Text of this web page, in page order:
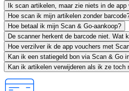
Ik scan artikelen, maar zie niets in de app
Hoe scan ik mijn artikelen zonder
Hoe betaal ik mijn Scan & Go-aankoop?
De scanner herkent de barcode niet. Wat
Hoe verzilver ik de app vouchers met
Kan ik een statiegeld bon via Scan & Go
Kan ik artikelen verwijderen als ik ze toch